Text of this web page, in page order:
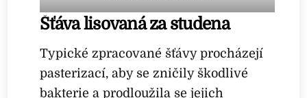
Šťáva lisovaná za studena
Typické zpracované šťávy procházejí
pasterizací, aby se zničily škodlivé
bakterie a prodloužila se jejich